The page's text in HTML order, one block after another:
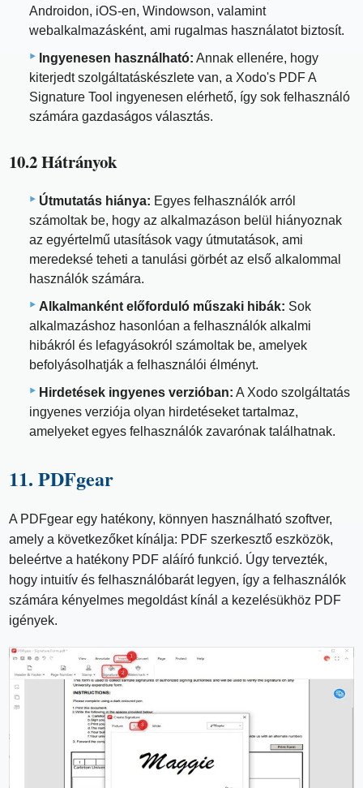
Androidon, iOS-en, Windowson, valamint
webalkalmazásként, ami rugalmas használatot biztosít.
Ingyenesen használható: Annak ellenére, hogy
kiterjedt szolgáltatáskészlete van, a Xodo's PDF A
Signature Tool ingyenesen elérhető, így sok felhasználó
számára gazdaságos választás.
10.2 Hátrányok
Útmutatás hiánya: Egyes felhasználók arról
számoltak be, hogy az alkalmazáson belül hiányoznak
az egyértelmű utasítások vagy útmutatások, ami
meredeksé teheti a tanulási görbét az első alkalommal
használók számára.
Alkalmanként előforduló műszaki hibák: Sok
alkalmazáshoz hasonlóan a felhasználók alkalmi
hibákról és lefagyásokról számoltak be, amelyek
befolyásolhatják a felhasználói élményt.
Hirdetések ingyenes verzióban: A Xodo szolgáltatás
ingyenes verziója olyan hirdetéseket tartalmaz,
amelyeket egyes felhasználók zavarónak találhatnak.
11. PDFgear
A PDFgear egy hatékony, könnyen használható szoftver,
amely a következőket kínálja: PDF szerkesztő eszközök,
beleértve a hatékony PDF aláíró funkció. Úgy tervezték,
hogy intuitív és felhasználóbarát legyen, így a felhasználók
számára kényelmes megoldást kínál a kezelésükhöz PDF
igények.